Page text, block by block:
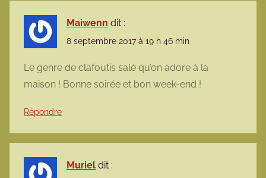
Maiwenn dit :
8 septembre 2017 à 19 h 46 min
Le genre de clafoutis salé qu’on adore à la
maison ! Bonne soirée et bon week-end !
Répondre
Muriel dit :